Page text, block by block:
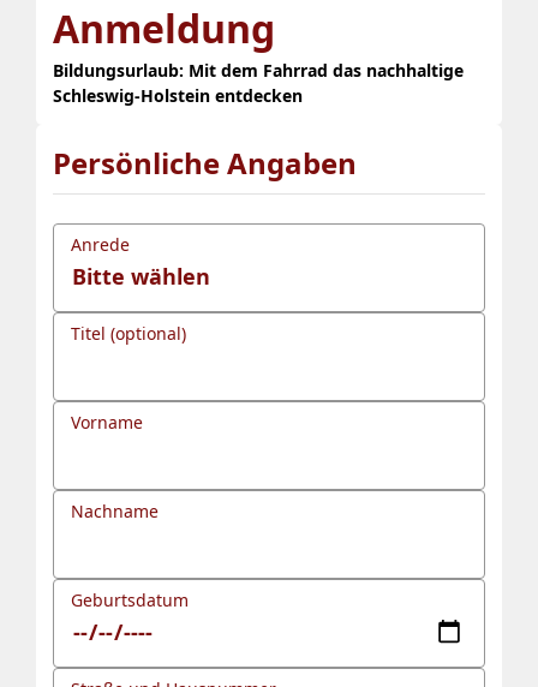
Anmeldung
Bildungsurlaub: Mit dem Fahrrad das nachhaltige
Schleswig-Holstein entdecken
Persönliche Angaben
Anrede
Titel (optional)
Vorname
Nachname
Geburtsdatum